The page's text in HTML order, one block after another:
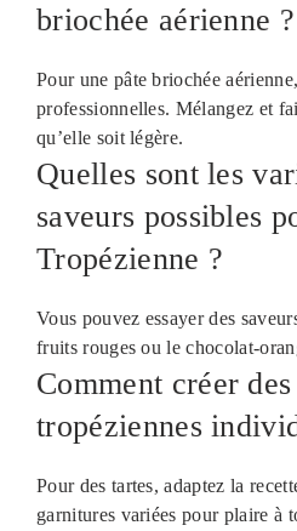
briochée aérienne ?
Pour une pâte briochée
professionnelles. Mélangez et
qu’elle soit légère.
Quelles sont les
saveurs possibles
Tropézienne ?
Vous pouvez essayer des
fruits rouges ou le chocolat-
Comment créer
tropéziennes
Pour des tartes, adaptez la
garnitures variées pour plaire à